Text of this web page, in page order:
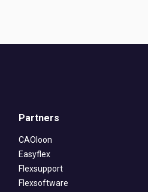
Partners
CAOloon
Easyflex
Flexsupport
Flexsoftware